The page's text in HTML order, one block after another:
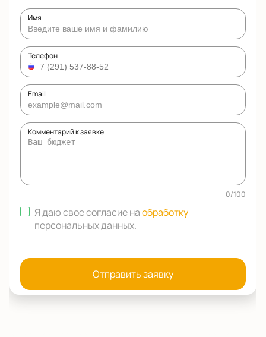
Имя
Телефон
Email
Комментарий к заявке
0/100
Я даю свое согласие наобработку
персональных данных.
Отправить заявку